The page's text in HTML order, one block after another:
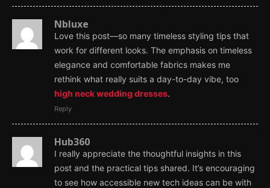
Nbluxe
Love this post—so many timeless styling tips that
work for different looks. The emphasis on timeless
elegance and comfortable fabrics makes me
rethink what really suits a day-to-day vibe, too
high neck wedding dresses.
Reply
Hub360
I really appreciate the thoughtful insights in this
post and the practical tips shared. It’s encouraging
to see how accessible new tech ideas can be with